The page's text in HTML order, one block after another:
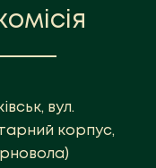
вул.
корпус,